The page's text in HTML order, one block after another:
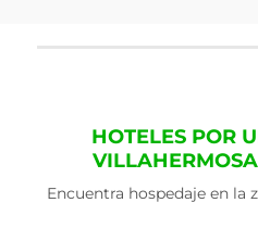
HOTELES POR
Encuentra hospedaje en la